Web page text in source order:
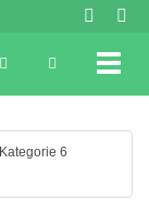
Kategorie 6